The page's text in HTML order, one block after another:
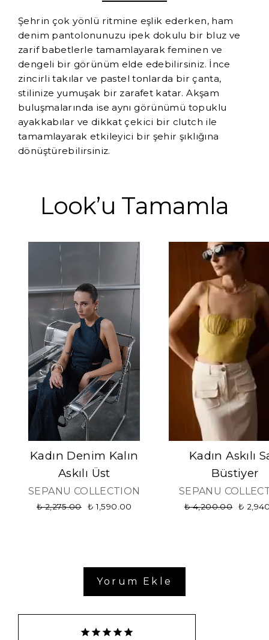
Şehrin çok yönlü ritmine eşlik ederken, ham
denim pantolonunuzu ipek dokulu bir bluz ve
zarif babetlerle tamamlayarak feminen ve
dengeli bir görünüm elde edebilirsiniz. İnce
zincirli takılar ve pastel tonlarda bir çanta,
stilinize yumuşak bir zarafet katar. Akşam
buluşmalarında ise aynı görünümü topuklu
ayakkabılar ve dikkat çekici bir clutch ile
tamamlayarak etkileyici bir şehir şıklığına
dönüştürebilirsiniz.
Look’u Tamamla
Kadın Denim Kalın
Askılı Üst
SEPANU COLLECTION
₺ 2,275.00 ₺ 1,590.00
Kadın Askılı
Büstiyer
SEPANU
₺ 4,200.00 ₺
Yorum Ekle